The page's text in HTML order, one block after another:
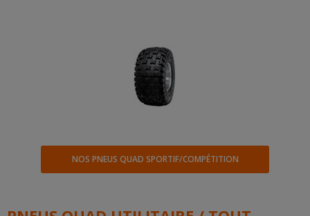
NOS PNEUS QUAD SPORTIF/COMPÉTITION